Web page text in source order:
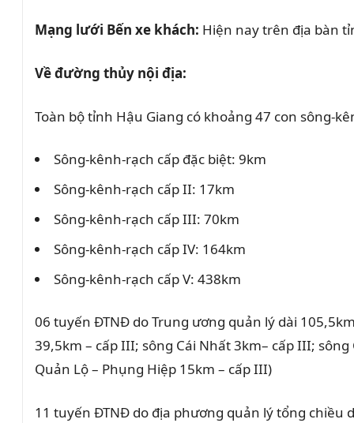
Mạng lưới Bến xe khách: Hiện nay trên địa bàn
Về đường thủy nội địa:
Toàn bộ tỉnh Hậu Giang có khoảng 47 con sông-
Sông-kênh-rạch cấp đặc biệt: 9km
Sông-kênh-rạch cấp II: 17km
Sông-kênh-rạch cấp III: 70km
Sông-kênh-rạch cấp IV: 164km
Sông-kênh-rạch cấp V: 438km
06 tuyến ĐTNĐ do Trung ương quản lý dài
39,5km – cấp III; sông Cái Nhất 3km– cấp III;
Quản Lộ – Phụng Hiệp 15km – cấp III)
11 tuyến ĐTNĐ do địa phương quản lý tổng chiều